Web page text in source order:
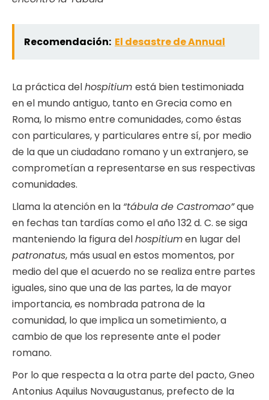
Recomendación: El desastre de Annual
La práctica delhospitium está bien testimoniada
en el mundo antiguo, tanto en Grecia como en
Roma, lo mismo entre comunidades, como éstas
con particulares, y particulares entre sí, por medio
de la que un ciudadano romano y un extranjero, se
comprometían a representarse en sus respectivas
comunidades.
Llama la atención en la “tábulade Castromao”que
en fechas tan tardías como el año 132 d. C. se siga
manteniendo la figura delhospitiumen lugar del
patronatus, más usual en estos momentos, por
medio del que el acuerdo no se realiza entre partes
iguales, sino que una de las partes, la de mayor
importancia, es nombrada patrona de la
comunidad, lo que implica un sometimiento, a
cambio de que los represente ante el poder
romano.
Por lo que respecta a la otra parte del pacto, Gneo
Antonius Aquilus Novaugustanus, prefecto de la